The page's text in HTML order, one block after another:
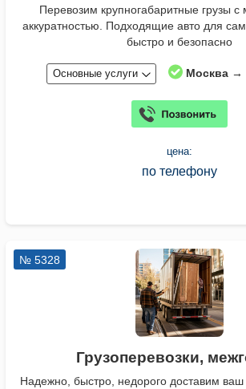
Перевозим крупногабаритные грузы с
аккуратностью. Подходящие авто для
быстро и безопасно
Основные услуги Москва →
цена:
по телефону
№ 5328
Грузоперевозки,
Надежно, быстро, недорого доставим ваш